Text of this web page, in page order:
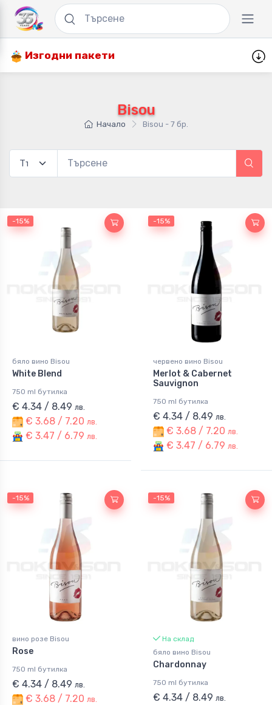
Изгодни пакети
Bisou
Начало Bisou - 7 бр.
-15%
бяло вино Bisou
White Blend
750 ml бутилка
€ 4.34 / 8.49 лв.
€ 3.68 / 7.20 лв.
€ 3.47 / 6.79 лв.
-15%
червено вино Bisou
Merlot & Cabernet
Sauvignon
750 ml бутилка
€ 4.34 / 8.49 лв.
€ 3.68 / 7.20 лв.
€ 3.47 / 6.79 лв.
-15%
вино розе Bisou
Rose
750 ml бутилка
€ 4.34 / 8.49 лв.
€ 3.68 / 7.20 лв.
-15%
На склад
бяло вино Bisou
Chardonnay
750 ml бутилка
€ 4.34 / 8.49 лв.